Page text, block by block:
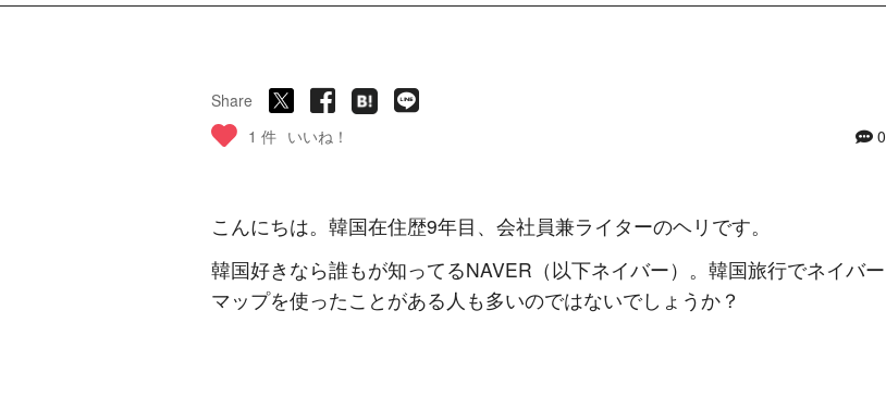
Share
1 件 いいね！ 0
こんにちは。韓国在住歴9年目、会社員兼ライターのヘリです。
韓国好きなら誰もが知ってるNAVER（以下ネイバー）。韓国旅行でネイバー
マップを使ったことがある人も多いのではないでしょうか？